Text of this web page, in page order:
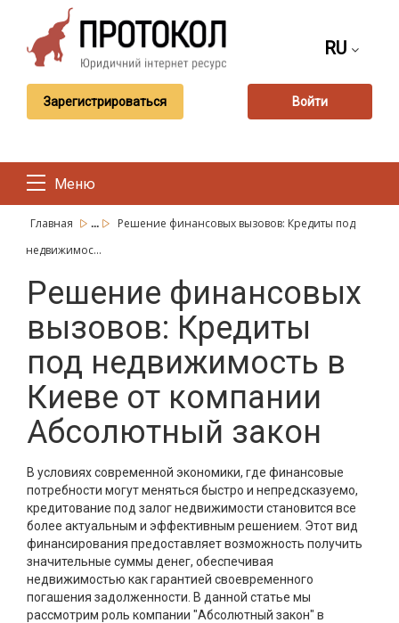
RU
Зарегистрироваться Войти
Меню
Главная ...
Решение финансовых вызовов: Кредиты под
недвижимос...
Решение финансовых
вызовов: Кредиты
под недвижимость в
Киеве от компании
Абсолютный закон
В условиях современной экономики, где финансовые
потребности могут меняться быстро и непредсказуемо,
кредитование под залог недвижимости становится все
более актуальным и эффективным решением. Этот вид
финансирования предоставляет возможность получить
значительные суммы денег, обеспечивая
недвижимостью как гарантией своевременного
погашения задолженности. В данной статье мы
рассмотрим роль компании "Абсолютный закон" в